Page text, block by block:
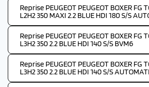
Reprise PEUGEOT PEUGEOT BOXER FG
L2H2 350 MAXI 2.2 BLUE HDI 180 S/S
Reprise PEUGEOT PEUGEOT BOXER FG
L3H2 350 2.2 BLUE HDI 140 S/S BVM6
Reprise PEUGEOT PEUGEOT BOXER FG
L3H2 350 2.2 BLUE HDI 140 S/S